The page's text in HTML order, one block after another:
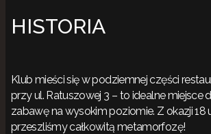
HISTORIA
Klub mieści się w podziemnej części
przy ul. Ratuszowej 3 – to idealne miejsce
zabawę na wysokim poziomie. Z okazji 18
przeszliśmy całkowitą metamorfozę!